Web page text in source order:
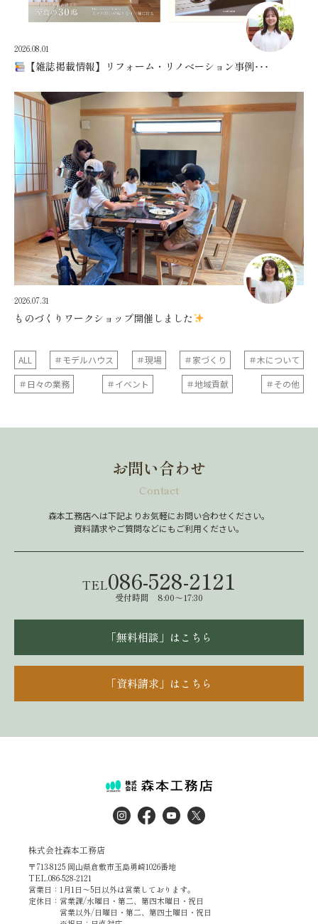
2026.08.01
【雑誌掲載情報】リフォーム・リノベーション事例･･･
2026.07.31
ものづくりワークショップ開催しました
ALL ＃モデルハウス ＃現場 ＃家づくり
＃木について
＃日々の業務
＃イベント ＃地域貢献 ＃その他
お問い合わせ
Contact
森本工務店へは下記よりお気軽にお問い合わせください。
資料請求やご質問などにもご利用ください。
TEL086-528-2121
受付時間 8:00～17:30
「無料相談」はこちら
「資料請求」はこちら
株式会社森本工務店
〒713-8125 岡山県倉敷市玉島勇崎1026番地
TEL.086-528-2121
営業日：1月1日～5日以外は営業しております。
定休日：営業課/水曜日・第二、第四木曜日・祝日
営業以外/日曜日・第二、第四土曜日・祝日